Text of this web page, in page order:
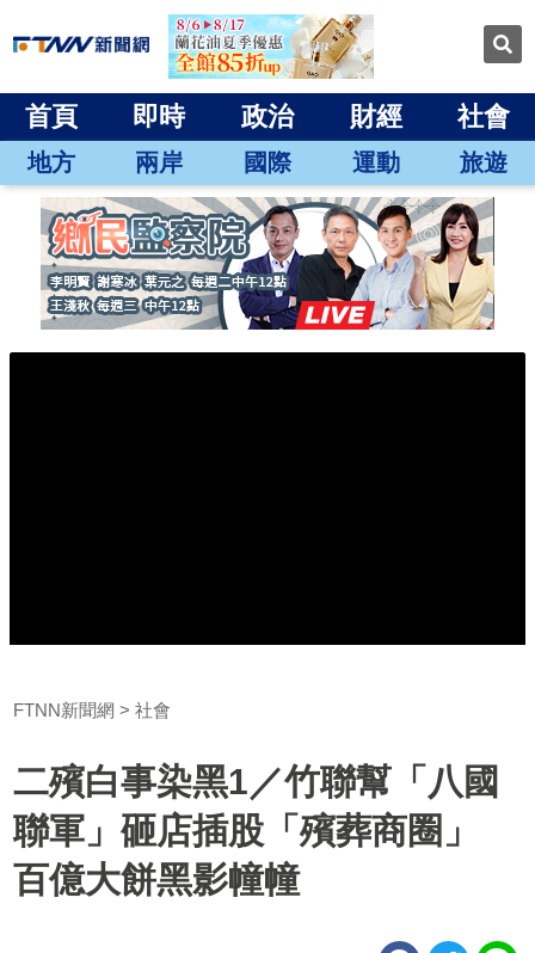
首頁 即時 政治 財經 社會
地方 兩岸 國際 運動 旅遊
FTNN新聞網 社會
二殯白事染黑1／竹聯幫「八國
聯軍」砸店插股「殯葬商圈」
百億大餅黑影幢幢